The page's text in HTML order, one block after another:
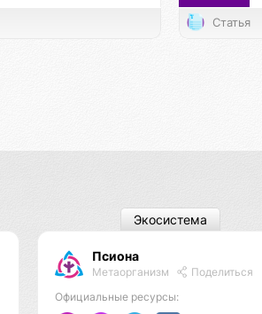
Статья
Псиона
Метаорганизм
Поделиться
Официальные ресурсы:
Экосистема